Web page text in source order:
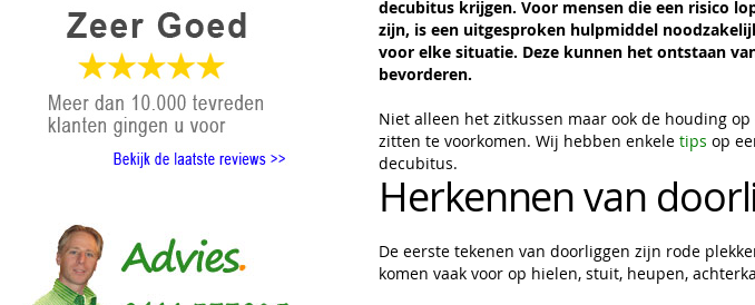
decubitus krijgen. Voor mensen die een risico
zijn, is een uitgesproken hulpmiddel
voor elke situatie. Deze kunnen het ontstaan
bevorderen.
Niet alleen het zitkussen maar ook de houding
zitten te voorkomen. Wij hebben enkele tips op
decubitus.
Herkennen van
De eerste tekenen van doorliggen zijn rode
komen vaak voor op hielen, stuit, heupen,